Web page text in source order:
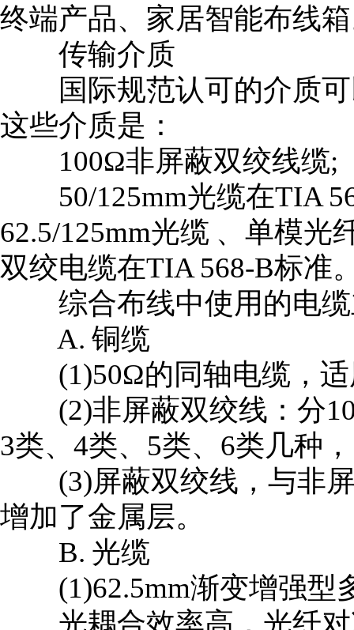
终端产品、家居智能布线
传输介质
国际规范认可的介质可
这些介质是：
100Ω非屏蔽双绞线缆;
50/125mm光缆在TIA
62.5/125mm光缆 、单模
双绞电缆在TIA 568-B标准
综合布线中使用的电缆
A. 铜缆
(1)50Ω的同轴电缆，适
(2)非屏蔽双绞线：分
3类、4类、5类、6类几种
(3)屏蔽双绞线，与非屏
增加了金属层。
B. 光缆
(1)62.5mm渐变增强型
光耦合效率高，光纤对